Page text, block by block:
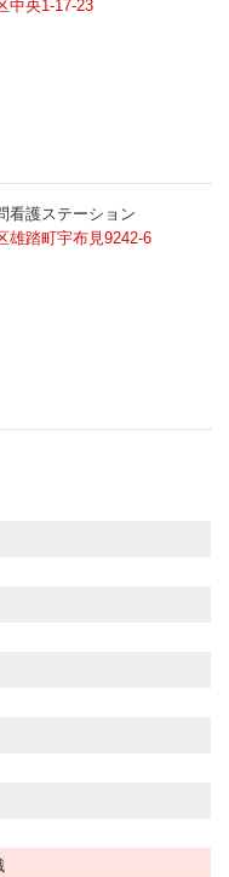
中央1-17-23
看護ステーション
雄踏町宇布見9242-6